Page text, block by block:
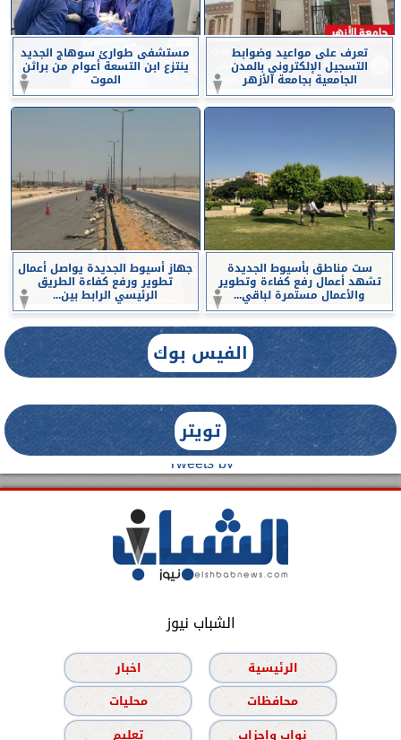
تعرف على مواعيد وضوابط
التسجيل الإلكتروني بالمدن
الجامعية بجامعة الأزهر
مستشفى طوارئ سوهاج الجديد
ينتزع ابن التسعة أعوام من براثن
الموت
ست مناطق بأسيوط الجديدة
تشهد أعمال رفع كفاءة وتطوير
والأعمال مستمرة لباقي...
جهاز أسيوط الجديدة يواصل أعمال
تطوير ورفع كفاءة الطريق
الرئيسي الرابط بين...
الفيس بوك
تويتر
Tweets by
الشباب نيوز
الرئيسية
اخبار
محافظات
محليات
نواب واحزاب
تعليم